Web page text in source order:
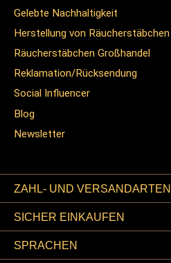
Gelebte Nachhaltigkeit
Herstellung von Räucherstäbchen
Räucherstäbchen Großhandel
Reklamation/Rücksendung
Social Influencer
Blog
Newsletter
ZAHL- UND VERSANDARTEN
SICHER EINKAUFEN
SPRACHEN